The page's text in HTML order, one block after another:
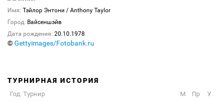
Имя: Тэйлор Энтони / Anthony Taylor
Город: Вайсеншэйв
Дата рождения: 20.10.1978
©Gettyimages/Fotobank.ru
ТУРНИРНАЯ ИСТОРИЯ
Год. Турнир М Пр
У